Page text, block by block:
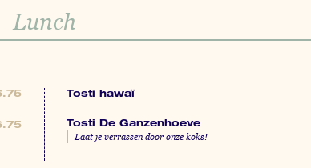
Lunch
Tosti hawaï
Tosti De Ganzenhoeve
Laat je verrassen door onze koks!